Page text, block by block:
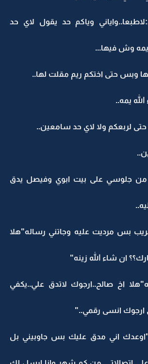
وياكم حد يقول لاي حد
يمه وش فيها...
وبس حتى اختكم ريم مقلت لها..
يمه..
حتى لربعكم ولا لاي حد سامعين..
جلوسي على بيت ابوي وفيصل يدق
بس مرديت عليه وجاتني رساله"هلا
ان شاء الله زينه"
اخ صالح..ارجوك لاتدق علي..يكفي
ارجوك انسى رقمي.."
اني مدق عليك بس جاوبيني بل